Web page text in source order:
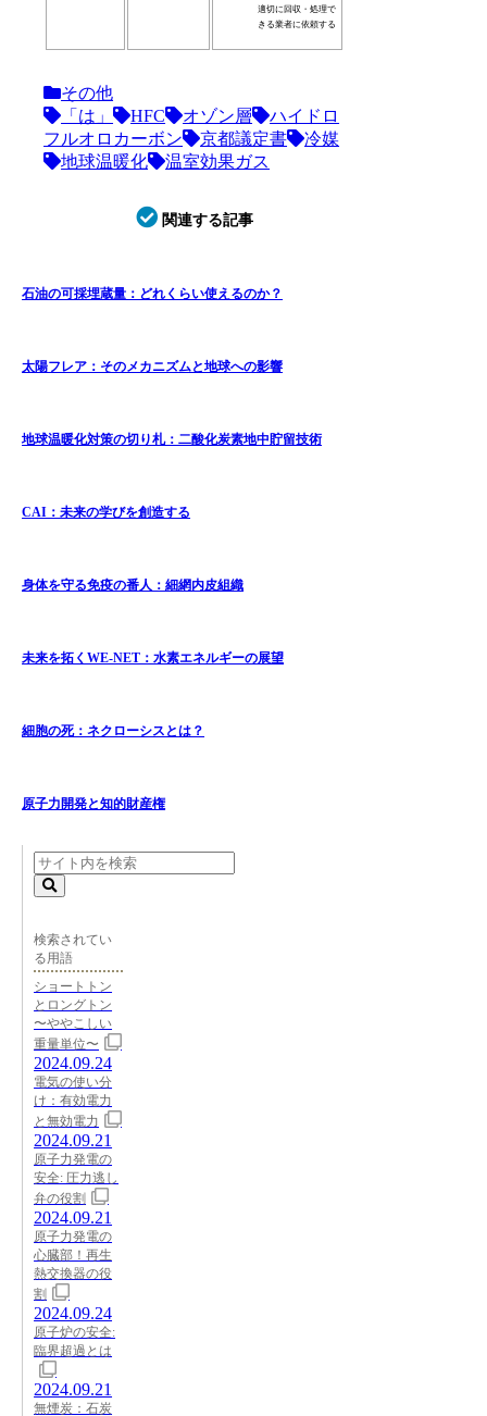
適切に回収・処理で
きる業者に依頼する
その他
「は」
HFC オゾン層
ハイドロ
フルオロカーボン
京都議定書
冷媒
地球温暖化
温室効果ガス
関連する記事
石油の可採埋蔵量：どれくらい使えるのか？
太陽フレア：そのメカニズムと地球への影響
地球温暖化対策の切り札：二酸化炭素地中貯留技術
CAI：未来の学びを創造する
身体を守る免疫の番人：細網内皮組織
未来を拓くWE-NET：水素エネルギーの展望
細胞の死：ネクローシスとは？
原子力開発と知的財産権
検索されてい
る用語
ショートトン
とロングトン
〜ややこしい
重量単位〜
2024.09.24
電気の使い分
け：有効電力
と無効電力
2024.09.21
原子力発電の
安全: 圧力逃し
弁の役割
2024.09.21
原子力発電の
心臓部！再生
熱交換器の役
割
2024.09.24
原子炉の安全:
臨界超過とは
2024.09.21
無煙炭：石炭